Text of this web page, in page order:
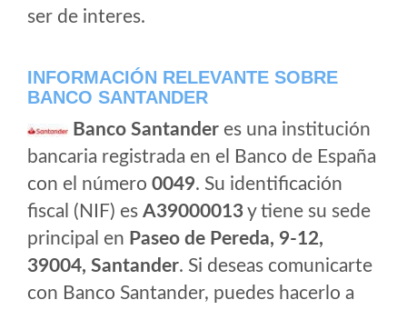
ser de interes.
INFORMACIÓN RELEVANTE SOBRE
BANCO SANTANDER
Banco Santander es una institución
bancaria registrada en el Banco de España
con el número 0049. Su identificación
fiscal (NIF) es A39000013y tiene su sede
principal en Paseo de Pereda, 9-12,
39004, Santander. Si deseas comunicarte
con Banco Santander, puedes hacerlo a